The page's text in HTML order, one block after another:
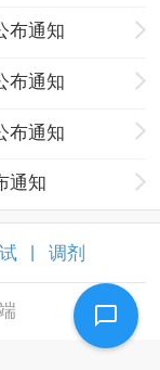
布通知
布通知
布通知
通知
调剂